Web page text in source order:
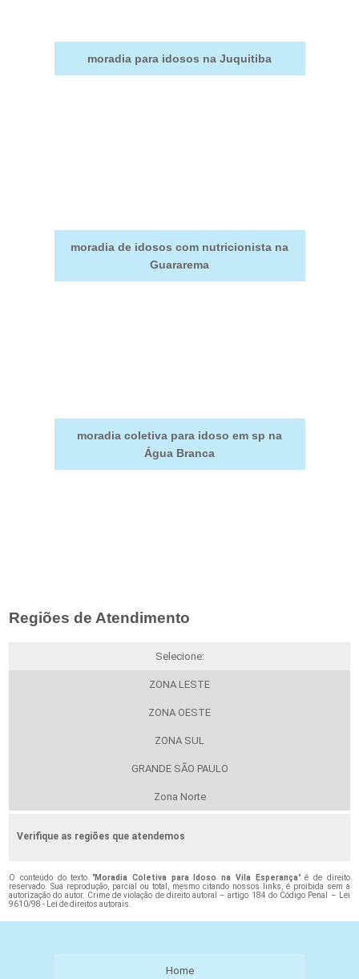
moradia para idosos na Juquitiba
moradia de idosos com nutricionista na
Guararema
moradia coletiva para idoso em sp na
Água Branca
Regiões de Atendimento
Selecione:
ZONA LESTE
ZONA OESTE
ZONA SUL
GRANDE SÃO PAULO
Zona Norte
Verifique as regiões que atendemos
O conteúdo do texto "Moradia Coletiva para Idoso na Vila Esperança" é de direito
reservado. Sua reprodução, parcial ou total, mesmo citando nossos links, é proibida sem a
autorização do autor. Crime de violação de direito autoral – artigo 184 do Código Penal –
Lei
9610/98 - Lei de direitos autorais
Home